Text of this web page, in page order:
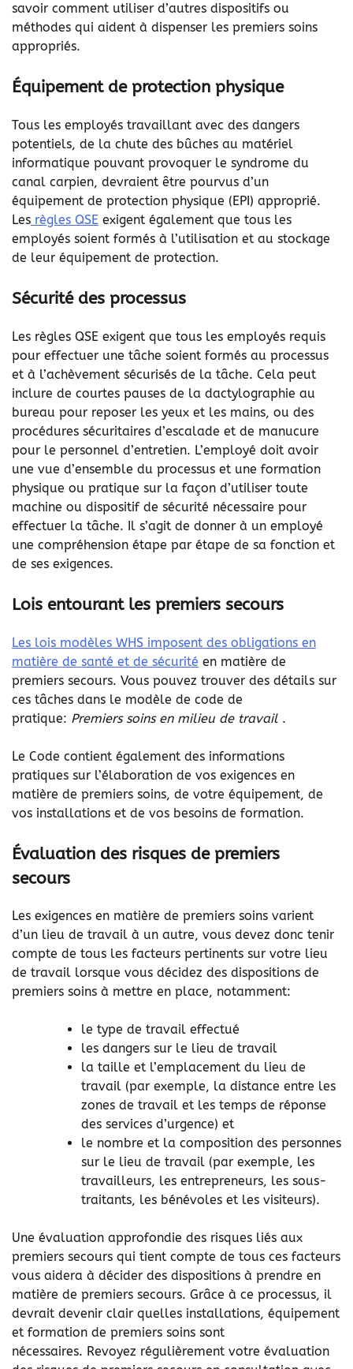
savoir comment utiliser d’autres dispositifs ou
méthodes qui aident à dispenser les premiers soins
appropriés.
Équipement de protection physique
Tous les employés travaillant avec des dangers
potentiels, de la chute des bûches au matériel
informatique pouvant provoquer le syndrome du
canal carpien, devraient être pourvus d’un
équipement de protection physique (EPI) approprié.
Les règles QSE exigent également que tous les
employés soient formés à l’utilisation et au stockage
de leur équipement de protection.
Sécurité des processus
Les règles QSE exigent que tous les employés requis
pour effectuer une tâche soient formés au processus
et à l’achèvement sécurisés de la tâche. Cela peut
inclure de courtes pauses de la dactylographie au
bureau pour reposer les yeux et les mains, ou des
procédures sécuritaires d’escalade et de manucure
pour le personnel d’entretien. L’employé doit avoir
une vue d’ensemble du processus et une formation
physique ou pratique sur la façon d’utiliser toute
machine ou dispositif de sécurité nécessaire pour
effectuer la tâche. Il s’agit de donner à un employé
une compréhension étape par étape de sa fonction et
de ses exigences.
Lois entourant les premiers secours
Les lois modèles WHS imposent des obligations en
matière de santé et de sécurité en matière de
premiers secours. Vous pouvez trouver des détails sur
ces tâches dans le modèle de code de
pratique: Premiers soins en milieu de travail .
Le Code contient également des informations
pratiques sur l’élaboration de vos exigences en
matière de premiers soins, de votre équipement, de
vos installations et de vos besoins de formation.
Évaluation des risques de premiers
secours
Les exigences en matière de premiers soins varient
d’un lieu de travail à un autre, vous devez donc tenir
compte de tous les facteurs pertinents sur votre lieu
de travail lorsque vous décidez des dispositions de
premiers soins à mettre en place, notamment:
le type de travail effectué
les dangers sur le lieu de travail
la taille et l’emplacement du lieu de
travail (par exemple, la distance entre les
zones de travail et les temps de réponse
des services d’urgence) et
le nombre et la composition des personnes
sur le lieu de travail (par exemple, les
travailleurs, les entrepreneurs, les sous-
traitants, les bénévoles et les visiteurs).
Une évaluation approfondie des risques liés aux
premiers secours qui tient compte de tous ces facteurs
vous aidera à décider des dispositions à prendre en
matière de premiers secours. Grâce à ce processus, il
devrait devenir clair quelles installations, équipement
et formation de premiers soins sont
nécessaires. Revoyez régulièrement votre évaluation